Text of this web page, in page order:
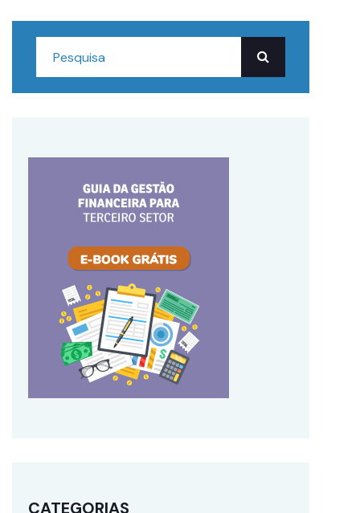
CATEGORIAS